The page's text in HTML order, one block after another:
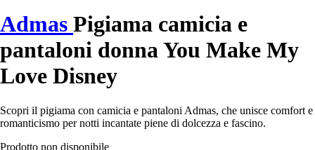
Admas Pigiama camicia e
pantaloni donna You Make My
Love Disney
Scopri il pigiama con camicia e pantaloni Admas, che unisce comfort e
romanticismo per notti incantate piene di dolcezza e fascino.
Prodotto non disponibile